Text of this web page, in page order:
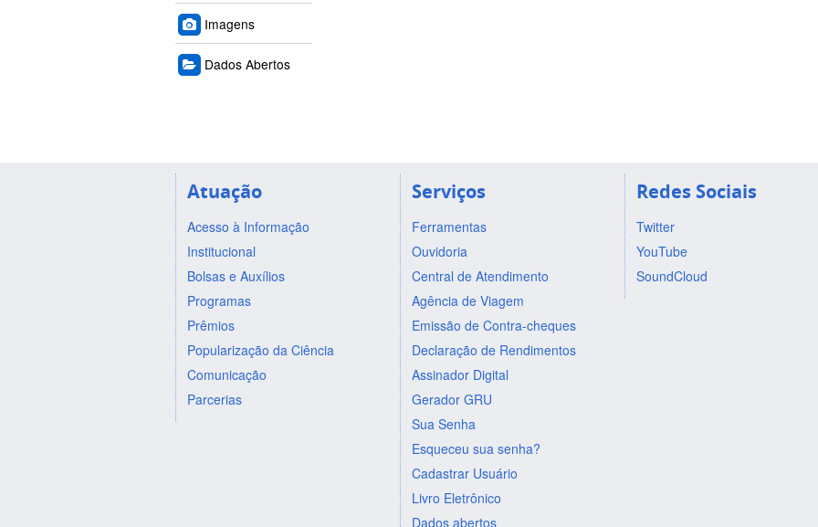
Imagens
Dados Abertos
Atuação
Acesso à Informação
Institucional
Bolsas e Auxílios
Programas
Prêmios
Popularização da Ciência
Comunicação
Parcerias
Serviços
Ferramentas
Ouvidoria
Central de Atendimento
Agência de Viagem
Emissão de Contra-cheques
Declaração de Rendimentos
Assinador Digital
Gerador GRU
Sua Senha
Esqueceu sua senha?
Cadastrar Usuário
Livro Eletrônico
Dados abertos
Redes Sociais
Twitter
YouTube
SoundCloud